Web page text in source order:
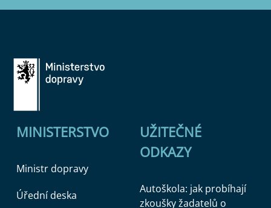
MINISTERSTVO
Ministr dopravy
Úřední deska
UŽITEČNÉ
ODKAZY
Autoškola: jak probíhají
zkoušky žadatelů o